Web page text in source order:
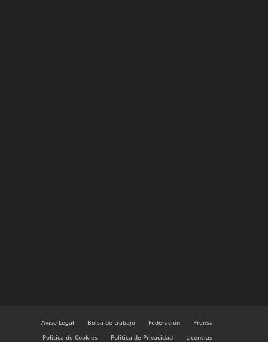
Aviso Legal Bolsa de trabajo Federación
Prensa
Política de Cookies
Política de Privacidad Licencias